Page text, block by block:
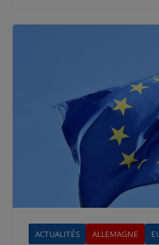
ACTUALITÉS ALLEMAGNE